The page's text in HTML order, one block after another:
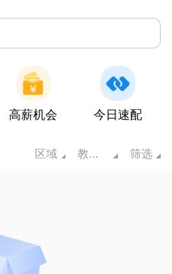
高薪机会 今日速配
区域 教育培训 筛选